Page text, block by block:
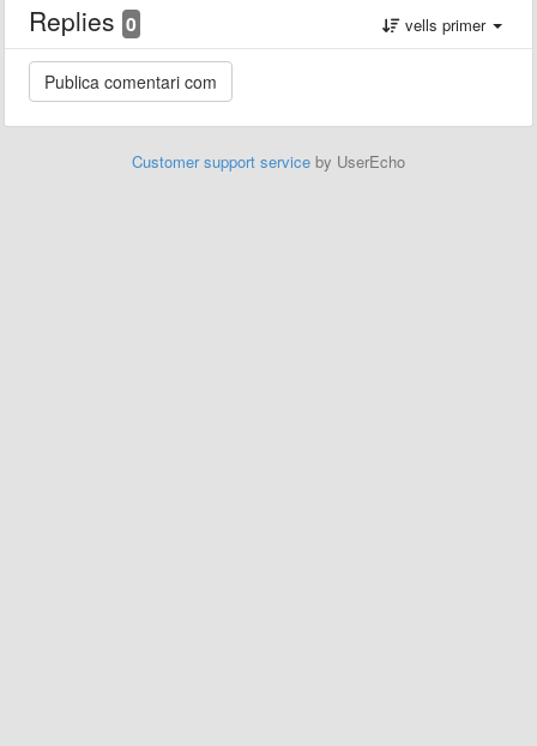
Replies 0 vells primer
Customer support service by UserEcho